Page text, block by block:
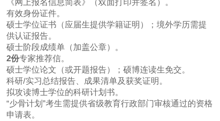
《网上报名信息简表》（双面打印并签名）。
有效身份证件。
硕士学位证书（应届生提供学籍证明）；境外学历需提
供认证报告。
硕士阶段成绩单（加盖公章）。
2份专家推荐信。
硕士学位论文（或开题报告）；硕博连读生免交。
科研/实习总结报告、成果清单及获奖证明。
拟攻读博士学位的科研计划书。
“少骨计划”考生需提供省级教育行政部门审核通过的资格
申请表。